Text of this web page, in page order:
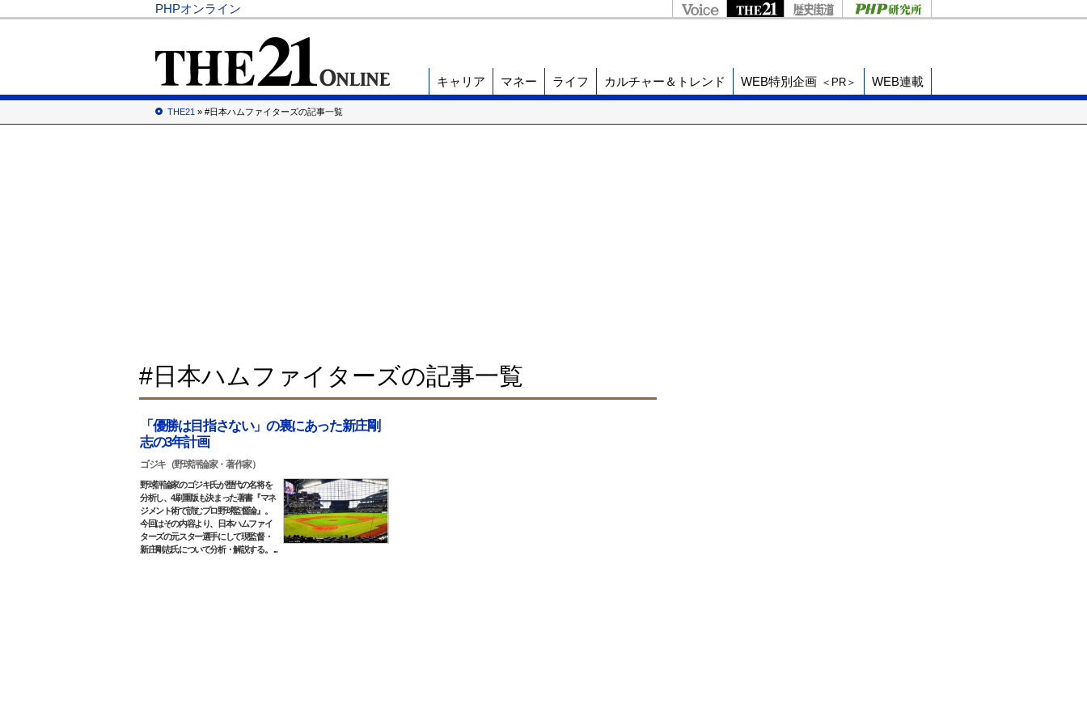
PHPオンライン
キャリア マネー ライフ カルチャー＆トレンド WEB特別企画 ＜PR＞ WEB連載
THE21 » #日本ハムファイターズの記事一覧
#日本ハムファイターズの記事一覧
「優勝は目指さない」の裏にあった新庄剛
志の3年計画
ゴジキ（野球評論家・著作家）
野球評論家のゴジキ氏が歴代の名将を
分析し、4刷重版も決まった著書『マネ
ジメント術で読むプロ野球監督論』。
今回はその内容より、日本ハムファイ
ターズの元スター選手にして現監督・
新庄剛志氏について分析・解説する。 ...